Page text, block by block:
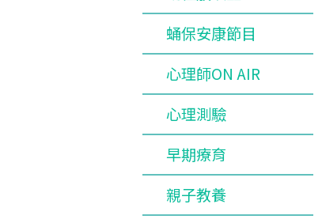
蛹保安康節目
心理師ON AIR
心理測驗
早期療育
親子教養